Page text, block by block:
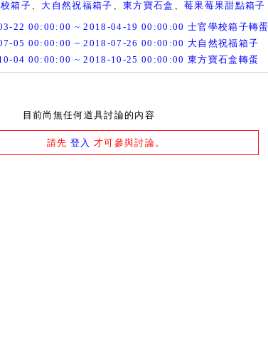
箱子、 大自然祝福箱子 、東方寶石盒 、莓果莓果甜點箱子
22 00:00:00 ~ 2018-04-19 00:00:00 士官學校箱子轉蛋
05 00:00:00 ~ 2018-07-26 00:00:00 大自然祝福箱子
04 00:00:00 ~ 2018-10-25 00:00:00 東方寶石盒轉蛋
目前尚無任何道具討論的內容
請先 登入 才可參與討論。